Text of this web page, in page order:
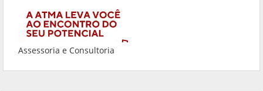
Assessoria e Consultoria